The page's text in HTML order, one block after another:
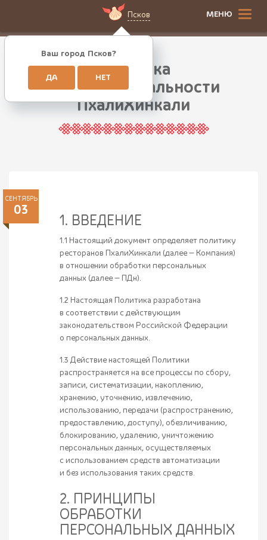
Псков
Ваш город Псков?
ДА НЕТ
МЕНЮ
Политика
конфиденциальности
ПхалиХинкали
1. ВВЕДЕНИЕ
1.1 Настоящий документ определяет политику
ресторанов ПхалиХинкали (далее — Компания)
в отношении обработки персональных
данных (далее — ПДн).
1.2 Настоящая Политика разработана
в соответствии с действующим
законодательством Российской Федерации
о персональных данных.
1.3 Действие настоящей Политики
распространяется на все процессы по сбору,
записи, систематизации, накоплению,
хранению, уточнению, извлечению,
использованию, передачи (распространению,
предоставлению, доступу), обезличиванию,
блокированию, удалению, уничтожению
персональных данных, осуществляемых
с использованием средств автоматизации
и без использования таких средств.
2. ПРИНЦИПЫ
ОБРАБОТКИ
ПЕРСОНАЛЬНЫХ ДАННЫХ
СЕНТЯБРЬ
03